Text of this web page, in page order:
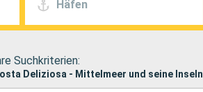
Häfen
Suchkriterien:
Deliziosa - Mittelmeer und seine Inseln